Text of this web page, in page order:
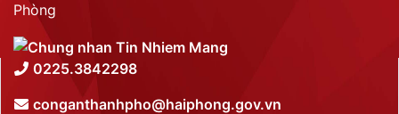
Phòng
0225.3842298
conganthanhpho@haiphong.gov.vn